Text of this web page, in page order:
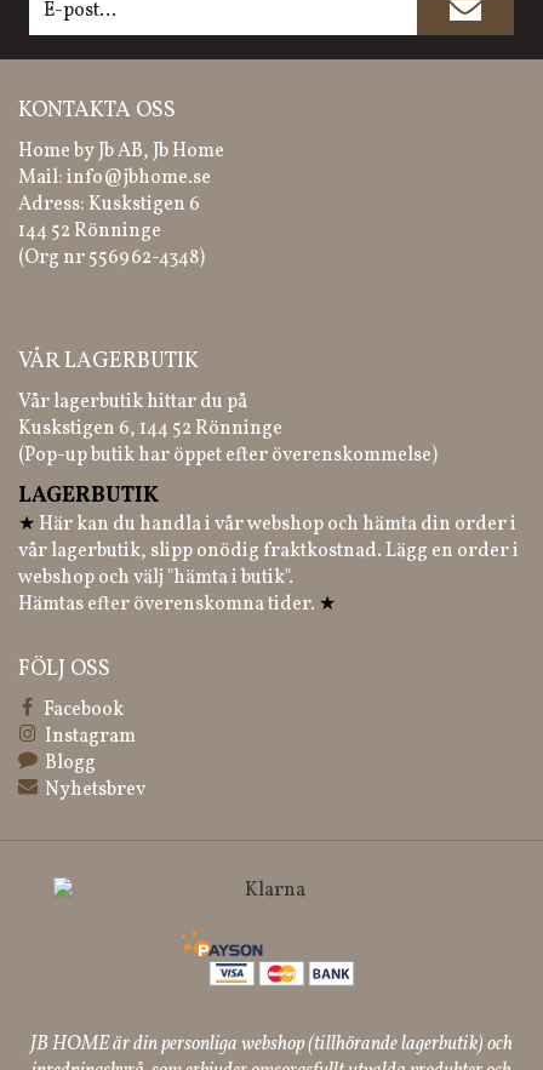
KONTAKTA OSS
Home by Jb AB, Jb Home
Mail:info@jbhome.se
Adress: Kuskstigen 6
144 52 Rönninge
(Org nr 556962-4348)
VÅR LAGERBUTIK
Vår lagerbutik hittar du på
Kuskstigen 6, 144 52 Rönninge
(Pop-up butik har öppet efter överenskommelse)
LAGERBUTIK
★ Här kan du handla i vår webshop och hämta din order i
vår lagerbutik, slipp onödig fraktkostnad. Lägg en order i
webshop och välj "hämta i butik".
Hämtas efter överenskomna tider. ★
FÖLJ OSS
Facebook
Instagram
Blogg
Nyhetsbrev
JB HOME är din personliga webshop (tillhörande lagerbutik) och